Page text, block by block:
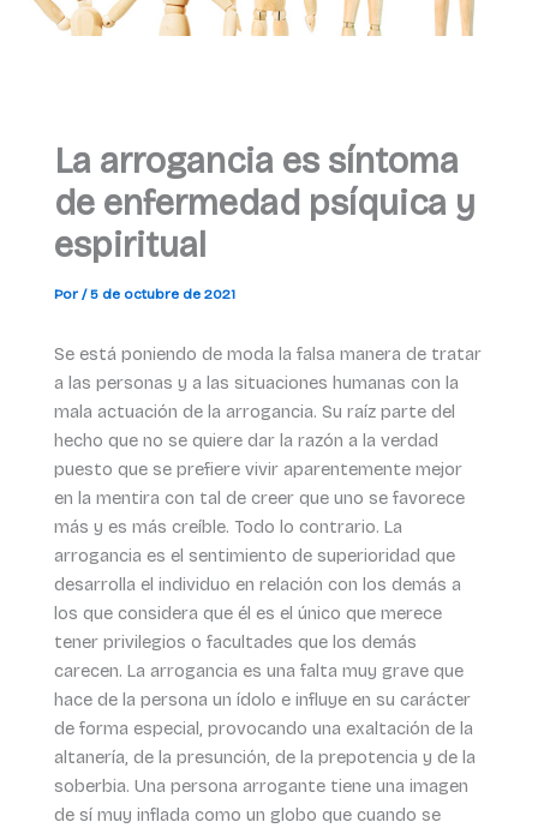
La arrogancia es síntoma
de enfermedad psíquica y
espiritual
Por /5 de octubre de 2021
Se está poniendo de moda la falsa manera de tratar
a las personas y a las situaciones humanas con la
mala actuación de la arrogancia. Su raíz parte del
hecho que no se quiere dar la razón a la verdad
puesto que se prefiere vivir aparentemente mejor
en la mentira con tal de creer que uno se favorece
más y es más creíble. Todo lo contrario. La
arrogancia es el sentimiento de superioridad que
desarrolla el individuo en relación con los demás a
los que considera que él es el único que merece
tener privilegios o facultades que los demás
carecen. La arrogancia es una falta muy grave que
hace de la persona un ídolo e influye en su carácter
de forma especial, provocando una exaltación de la
altanería, de la presunción, de la prepotencia y de la
soberbia. Una persona arrogante tiene una imagen
de sí muy inflada como un globo que cuando se